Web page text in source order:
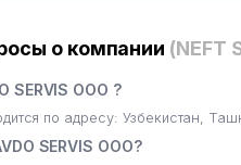
о компании (NEFT
SERVIS ООО ?
по адресу: Узбекистан,
SERVIS ООО?